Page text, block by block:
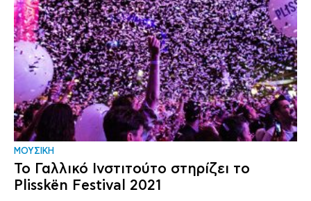
ΜΟΥΣΙΚΗ
Το Γαλλικό Ινστιτούτο στηρίζει το
Plisskën Festival 2021